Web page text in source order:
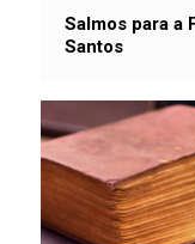
Salmos para a
Santos